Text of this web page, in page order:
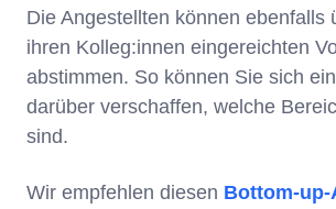
Die Angestellten können ebenfalls
ihren Kolleg:innen eingereichten
abstimmen. So können Sie sich
darüber verschaffen, welche
sind.
Wir empfehlen diesen Bottom-up-